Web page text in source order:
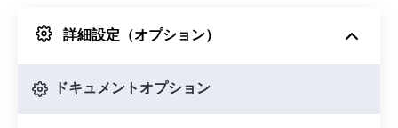
Googleドライブから
詳細設定（オプション）
ドキュメントオプション